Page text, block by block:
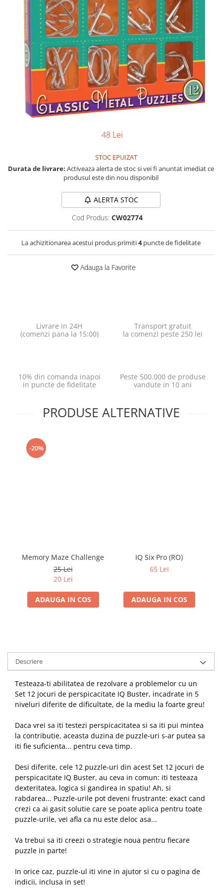
Jocuri pentru o persoana
Jocuri pentru 2 persoane
Game cunoscute
Carcassonne
Catan
Monopoly
Jocuri de masa
Jocuri de societate in limba
Vezi toate jocurile de societate
48 Lei
STOC EPUIZAT
Durata de livrare: Activeaza alerta de stoc si vei fi anuntat imediat ce
produsul este din nou disponibil
ALERTA STOC
Cod Produs: CW02774
La achizitionarea acestui produs primiti4puncte de fidelitate
Adauga la Favorite
Livrare in 24H
(comenzi pana la 15:00)
Transport gratuit
la comenzi peste 250 lei
10% din comanda inapoi
in puncte de fidelitate
Peste 500.000 de produse
vandute in 10 ani
PRODUSE ALTERNATIVE
-20%
Memory Maze Challenge
25 Lei
20 Lei
ADAUGA IN COS
IQ Six Pro (RO)
65 Lei
ADAUGA IN COS
Descriere
Testeaza-ti abilitatea de rezolvare a problemelor cu un
Set 12 jocuri de perspicacitate IQ Buster, incadrate in 5
niveluri diferite de dificultate, de la mediu la foarte greu!
Daca vrei sa iti testezi perspicacitatea si sa iti pui mintea
la contributie, aceasta duzina de puzzle-uri s-ar putea sa
iti fie suficienta... pentru ceva timp.
Desi diferite, cele 12 puzzle-uri din acest Set 12 jocuri de
perspicacitate IQ Buster, au ceva in comun: iti testeaza
dexteritatea, logica si gandirea in spatiu! Ah, si
rabdarea... Puzzle-urile pot deveni frustrante: exact cand
crezi ca ai gasit solutie care se poate aplica pentru toate
puzzle-urile, vei afla ca nu este deloc asa...
Va trebui sa iti creezi o strategie noua pentru fiecare
puzzle in parte!
In orice caz, puzzle-ul iti vine in ajutor si cu o pagina de
indicii, inclusa in set!